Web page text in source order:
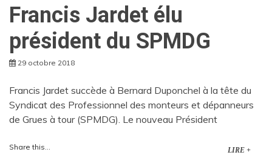
Francis Jardet élu
président du SPMDG
29 octobre 2018
Francis Jardet succède à Bernard Duponchel à la tête du
Syndicat des Professionnel des monteurs et dépanneurs
de Grues à tour (SPMDG). Le nouveau Président
Share this... LIRE +